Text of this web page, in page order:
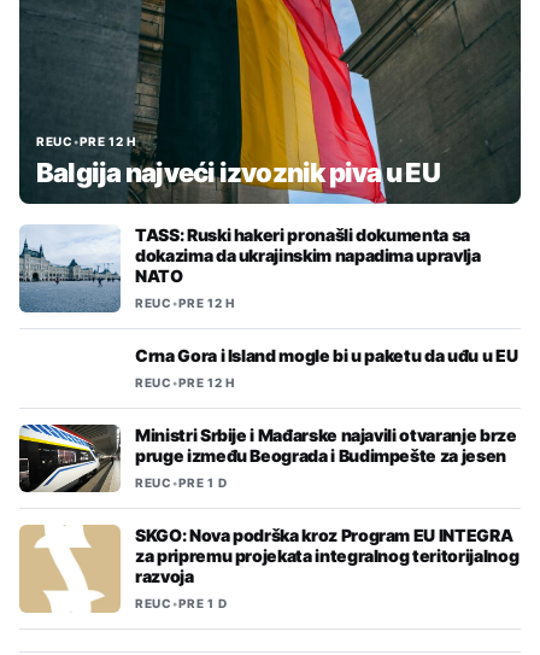
REUC•PRE 12 H
Balgija najveći izvoznik piva u EU
TASS: Ruski hakeri pronašli dokumenta sa
dokazima da ukrajinskim napadima upravlja
NATO
REUC•PRE 12 H
Crna Gora i Island mogle bi u paketu da uđu u EU
REUC•PRE 12 H
Ministri Srbije i Mađarske najavili otvaranje brze
pruge između Beograda i Budimpešte za jesen
REUC•PRE 1 D
SKGO: Nova podrška kroz Program EU INTEGRA
za pripremu projekata integralnog teritorijalnog
razvoja
REUC•PRE 1 D